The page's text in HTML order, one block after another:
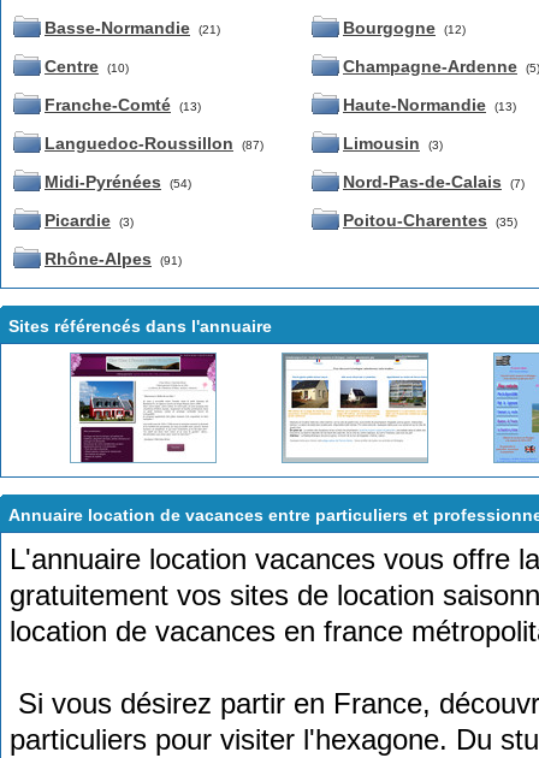
Basse-Normandie (21)
Centre (10)
Franche-Comté (13)
Languedoc-Roussillon (87)
Midi-Pyrénées (54)
Picardie (3)
Rhône-Alpes (91)
Bourgogne (12)
Champagne-Ardenne (5)
Haute-Normandie (13)
Limousin (3)
Nord-Pas-de-Calais (7)
Poitou-Charentes (35)
Sites référencés dans l'annuaire
Annuaire location de vacances entre particuliers et
L'annuaire location vacances vous offre
gratuitement vos sites de location
location de vacances en france
Si vous désirez partir en France,
particuliers pour visiter l'hexagone. Du